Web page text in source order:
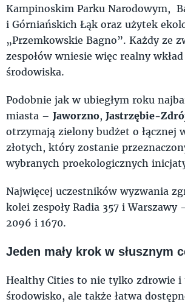
Kampinoskim Parku Narodowym,
i Górniańskich Łąk oraz użytek
„Przemkowskie Bagno”. Każdy ze
zespołów wniesie więc realny
środowiska.
Podobnie jak w ubiegłym roku
miasta – Jaworzno, Jastrzębie-
otrzymają zielony budżet o łącznej
złotych, który zostanie
wybranych proekologicznych
Najwięcej uczestników wyzwania
kolei zespoły Radia 357 i Warszawy
2096 i 1670.
Jeden mały krok w słusznym
Healthy Cities to nie tylko zdrowie i
środowisko, ale także łatwa